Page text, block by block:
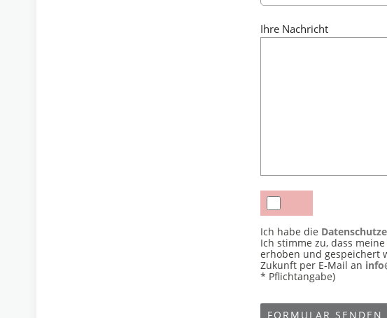
Ihre Nachricht
Ich habe die
Ich stimme zu, dass
erhoben und gespeichert
Zukunft per E-Mail an
* Pflichtangabe)